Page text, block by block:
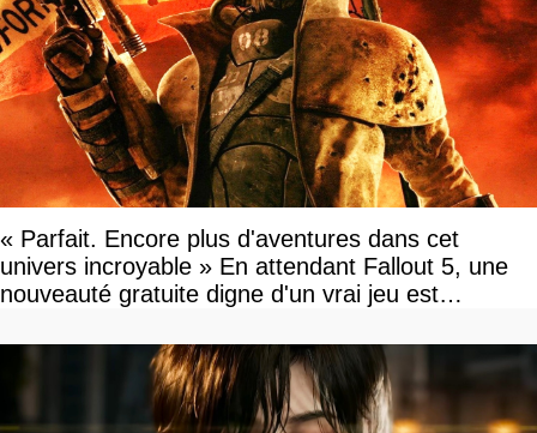
« Parfait. Encore plus d'aventures dans cet
univers incroyable » En attendant Fallout 5, une
nouveauté gratuite digne d'un vrai jeu est